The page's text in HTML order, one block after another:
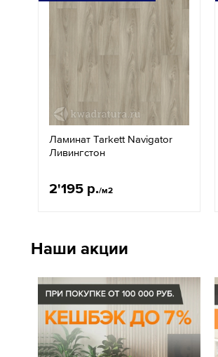
Ламинат Tarkett Navigator
Ливингстон
2'195 р./м2
Наши акции